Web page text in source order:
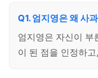
Q1. 엄지영은 왜 사
엄지영은 자신이 부
이 된 점을 인정하